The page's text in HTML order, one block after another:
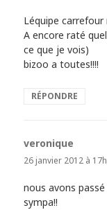
Léquipe carrefour
A encore raté
ce que je vois)
bizoo a toutes!!!!
RÉPONDRE
veronique
26 janvier 2012 à
nous avons
sympa!!